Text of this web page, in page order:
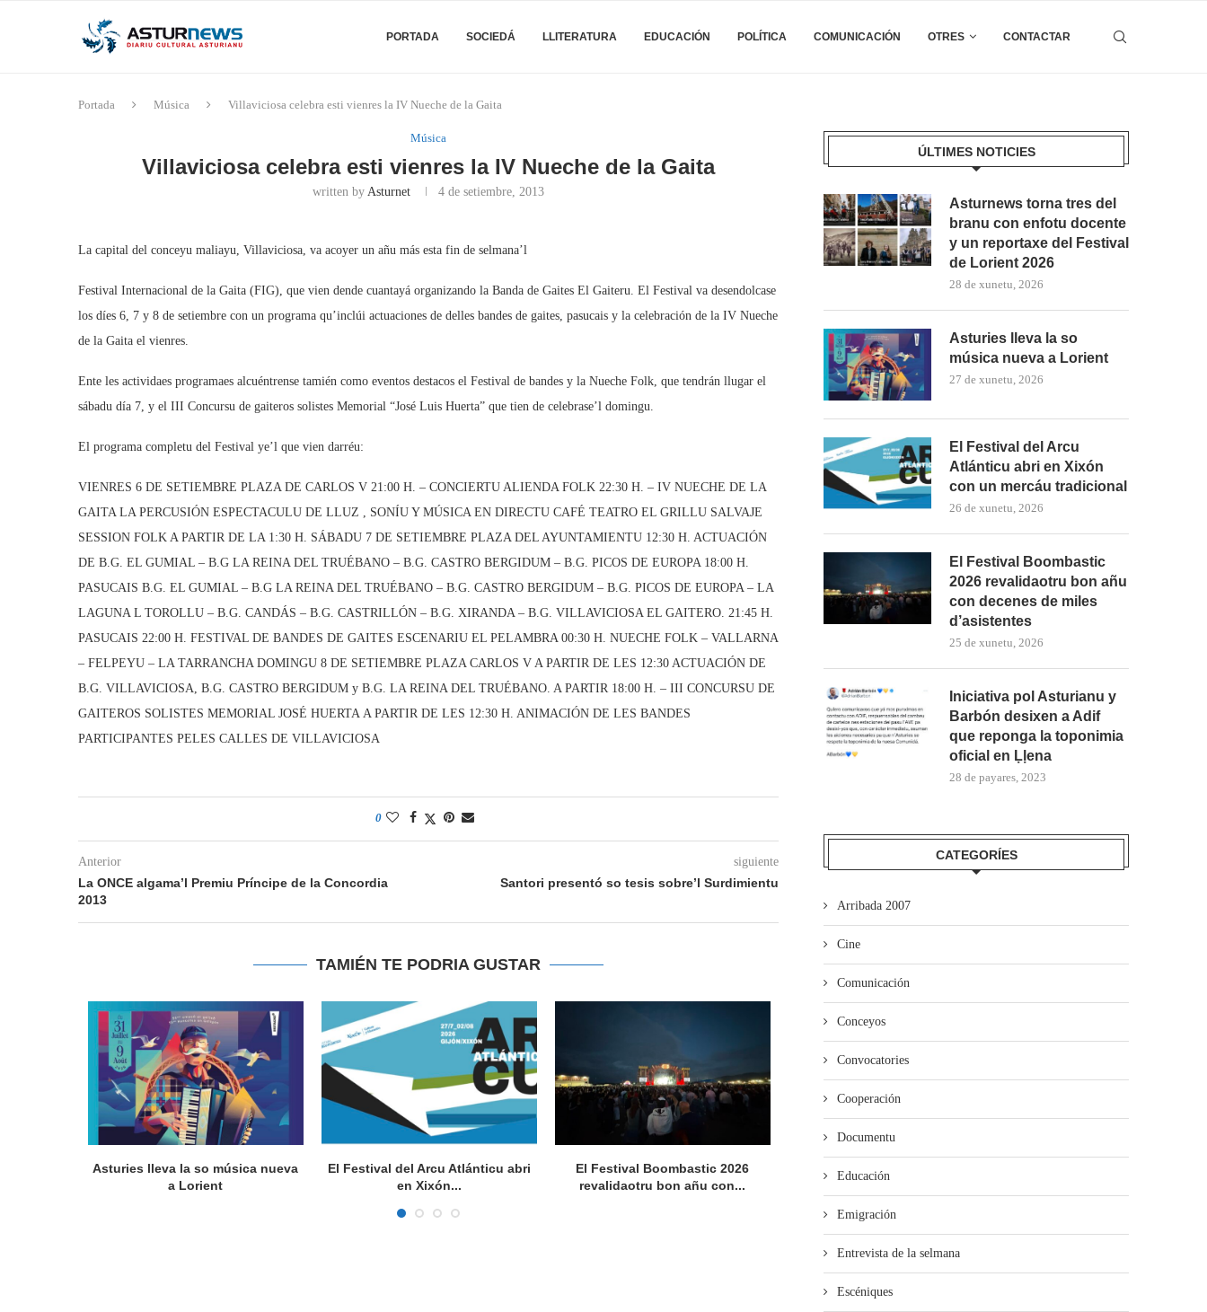
PORTADA SOCIEDÁ LLITERATURA EDUCACIÓN POLÍTICA COMUNICACIÓN OTRES CONTACTAR
Portada Música Villaviciosa celebra esti vienres la IV Nueche de la Gaita
Música
Villaviciosa celebra esti vienres la IV Nueche de la Gaita
written by Asturnet 4 de setiembre, 2013
La capital del conceyu maliayu, Villaviciosa, va acoyer un añu más esta fin de selmana’l
Festival Internacional de la Gaita (FIG), que vien dende cuantayá organizando la Banda de Gaites El Gaiteru. El Festival va desendolcase
los díes 6, 7 y 8 de setiembre con un programa qu’inclúi actuaciones de delles bandes de gaites, pasucais y la celebración de la IV Nueche
de la Gaita el vienres.
Ente les actividaes programaes alcuéntrense tamién como eventos destacos el Festival de bandes y la Nueche Folk, que tendrán llugar el
sábadu día 7, y el III Concursu de gaiteros solistes Memorial “José Luis Huerta” que tien de celebrase’l domingu.
El programa completu del Festival ye’l que vien darréu:
VIENRES 6 DE SETIEMBRE PLAZA DE CARLOS V 21:00 H. – CONCIERTU ALIENDA FOLK 22:30 H. – IV NUECHE DE LA
GAITA LA PERCUSIÓN ESPECTACULU DE LLUZ , SONÍU Y MÚSICA EN DIRECTU CAFÉ TEATRO EL GRILLU SALVAJE
SESSION FOLK A PARTIR DE LA 1:30 H. SÁBADU 7 DE SETIEMBRE PLAZA DEL AYUNTAMIENTU 12:30 H. ACTUACIÓN
DE B.G. EL GUMIAL – B.G LA REINA DEL TRUÉBANO – B.G. CASTRO BERGIDUM – B.G. PICOS DE EUROPA 18:00 H.
PASUCAIS B.G. EL GUMIAL – B.G LA REINA DEL TRUÉBANO – B.G. CASTRO BERGIDUM – B.G. PICOS DE EUROPA – LA
LAGUNA L TOROLLU – B.G. CANDÁS – B.G. CASTRILLÓN – B.G. XIRANDA – B.G. VILLAVICIOSA EL GAITERO. 21:45 H.
PASUCAIS 22:00 H. FESTIVAL DE BANDES DE GAITES ESCENARIU EL PELAMBRA 00:30 H. NUECHE FOLK – VALLARNA
– FELPEYU – LA TARRANCHA DOMINGU 8 DE SETIEMBRE PLAZA CARLOS V A PARTIR DE LES 12:30 ACTUACIÓN DE
B.G. VILLAVICIOSA, B.G. CASTRO BERGIDUM y B.G. LA REINA DEL TRUÉBANO. A PARTIR 18:00 H. – III CONCURSU DE
GAITEROS SOLISTES MEMORIAL JOSÉ HUERTA A PARTIR DE LES 12:30 H. ANIMACIÓN DE LES BANDES
PARTICIPANTES PELES CALLES DE VILLAVICIOSA
0
Anterior
La ONCE algama’l Premiu Príncipe de la Concordia
2013
siguiente
Santori presentó so tesis sobre’l Surdimientu
TAMIÉN TE PODRIA GUSTAR
Asturies lleva la so música nueva
a Lorient
El Festival del Arcu Atlánticu abri
en Xixón...
El Festival Boombastic 2026
revalidaotru bon añu con...
Semando Son amuesa’l nuevu folk
ÚLTIMES NOTICIES
Asturnews torna tres del
branu con enfotu docente
y un reportaxe del Festival
de Lorient 2026
28 de xunetu, 2026
Asturies lleva la so
música nueva a Lorient
27 de xunetu, 2026
El Festival del Arcu
Atlánticu abri en Xixón
con un mercáu tradicional
26 de xunetu, 2026
El Festival Boombastic
2026 revalidaotru bon añu
con decenes de miles
d’asistentes
25 de xunetu, 2026
Iniciativa pol Asturianu y
Barbón desixen a Adif
que reponga la toponimia
oficial en Ḷḷena
28 de payares, 2023
CATEGORÍES
Arribada 2007
Cine
Comunicación
Conceyos
Convocatories
Cooperación
Documentu
Educación
Emigración
Entrevista de la selmana
Escéniques